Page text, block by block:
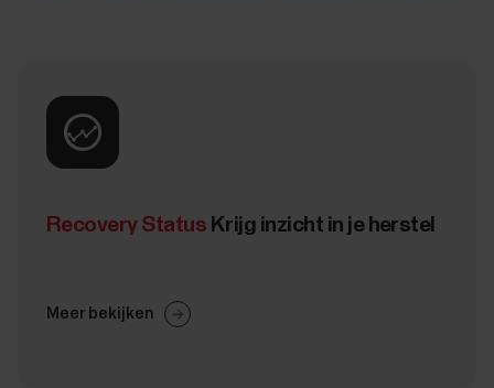
Recovery Status Krijg inzicht in je herstel
Meer bekijken